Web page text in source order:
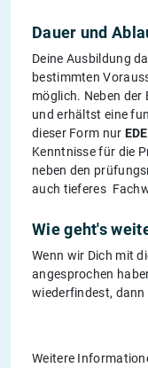
Dauer und
Deine Ausbildung
bestimmten
möglich. Neben der
und erhältst eine
dieser Form nur
Kenntnisse für die
neben den
auch tieferes
Wie geht's
Wenn wir Dich mit
angesprochen
wiederfindest, dann
Weitere